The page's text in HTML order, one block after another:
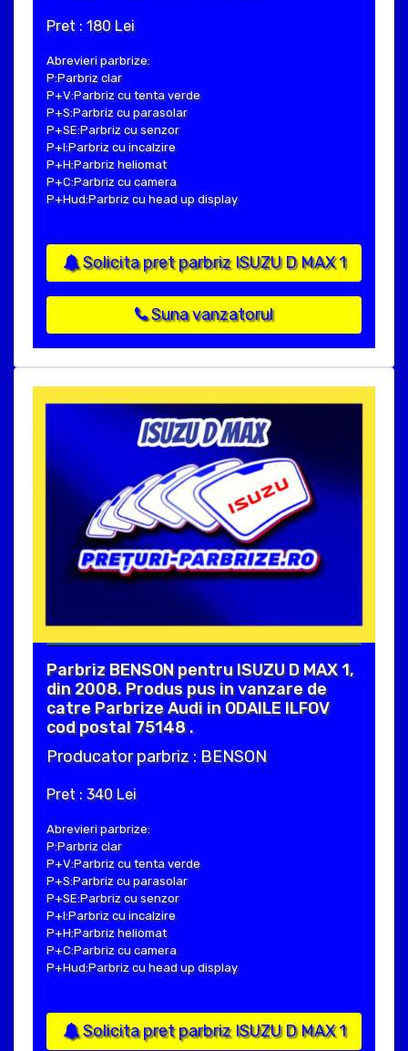
Pret : 180 Lei
Abrevieri parbrize:
P:Parbriz clar
P+V:Parbriz cu tenta verde
P+S:Parbriz cu parasolar
P+SE:Parbriz cu senzor
P+I:Parbriz cu incalzire
P+H:Parbriz heliomat
P+C:Parbriz cu camera
P+Hud:Parbriz cu head up display
Solicita pret parbriz ISUZU D MAX 1
Suna vanzatorul
Parbriz BENSON pentru ISUZU D MAX 1,
din 2008. Produs pus in vanzare de
catre Parbrize Audi in ODAILE ILFOV
cod postal 75148 .
Producator parbriz : BENSON
Pret : 340 Lei
Abrevieri parbrize:
P:Parbriz clar
P+V:Parbriz cu tenta verde
P+S:Parbriz cu parasolar
P+SE:Parbriz cu senzor
P+I:Parbriz cu incalzire
P+H:Parbriz heliomat
P+C:Parbriz cu camera
P+Hud:Parbriz cu head up display
Solicita pret parbriz ISUZU D MAX 1